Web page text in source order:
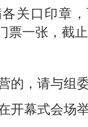
各关口印章
票一张，截
的，请与组
开幕式会场